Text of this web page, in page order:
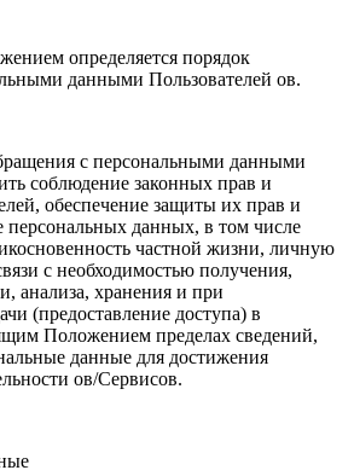
определяется порядок
данными Пользователей ов.
с персональными данными
соблюдение законных прав и
обеспечение защиты их прав и
персональных данных, в том числе
частной жизни, личную
с необходимостью получения,
анализа, хранения и при
(предоставление доступа) в
Положением пределах сведений,
данные для достижения
ов/Сервисов.